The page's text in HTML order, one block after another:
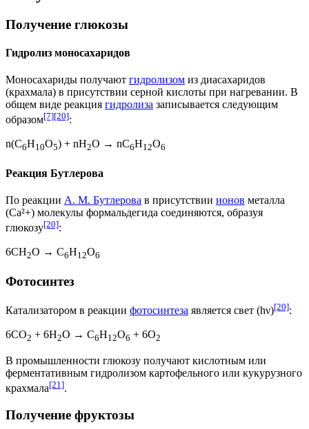
Получение глюкозы
Гидролиз моносахаридов
Моносахариды получают гидролизом из диасахаридов
(крахмала) в присутствии серной кислоты при нагревании. В
общем виде реакция гидролиза записывается следующим
образом[7][20]:
n(C6H10O5) + nH2O → nC6H12O6
Реакция Бутлерова
По реакции А. М. Бутлерова в присутствии ионов металла
(Са²+) молекулы формальдегида соединяются, образуя
глюкозу[20]:
6СН2О → C6H12O6
Фотосинтез
Катализатором в реакции фотосинтеза является свет (hν)[20]:
6CO2 + 6H2O → C6H12O6 + 6О2
В промышленности глюкозу получают кислотным или
ферментативным гидролизом картофельного или кукурузного
крахмала[21].
Получение фруктозы